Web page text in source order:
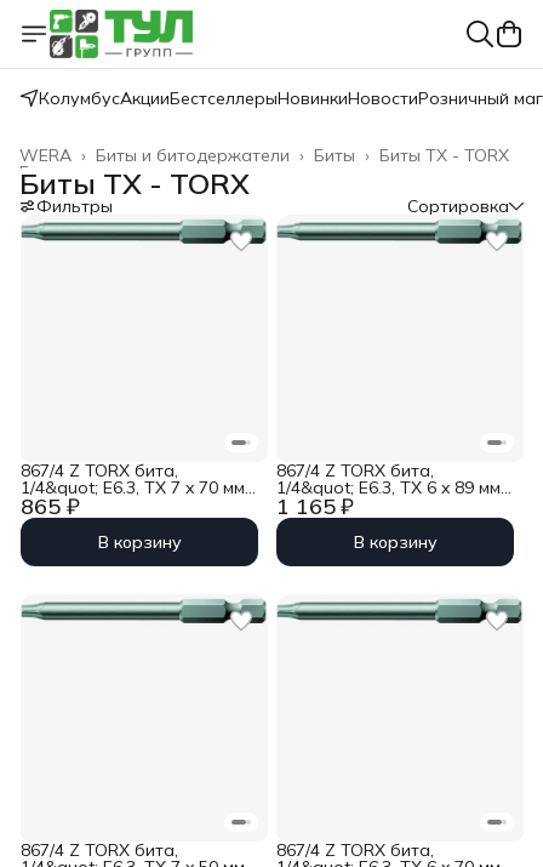
КолумбусАкцииБестселлерыНовинкиНовостиРозничный
Биты TX - TORX
Биты ›
Биты и битодержатели ›
WERA ›
Главная
Биты TX - TORX
Фильтры Сортировка
865 ₽
867/4 Z TORX бита,
1/4&quot; E6.3, TX 7 x 70 мм
Wera WE-345047
В корзину
1 165 ₽
867/4 Z TORX бита,
1/4&quot; E6.3, TX 6 x 89 мм
Wera WE-332600
В корзину
867/4 Z TORX бита, 867/4 Z TORX бита,